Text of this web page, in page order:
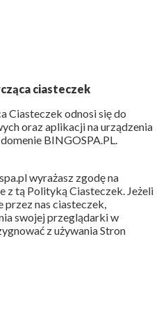
ciasteczek
Ciasteczek odnosi się do
oraz aplikacji na urządzenia
BINGOSPA.PL.
wyrażasz zgodę na
z tą Polityką Ciasteczek. Jeżeli
przez nas ciasteczek,
swojej przeglądarki w
z używania Stron